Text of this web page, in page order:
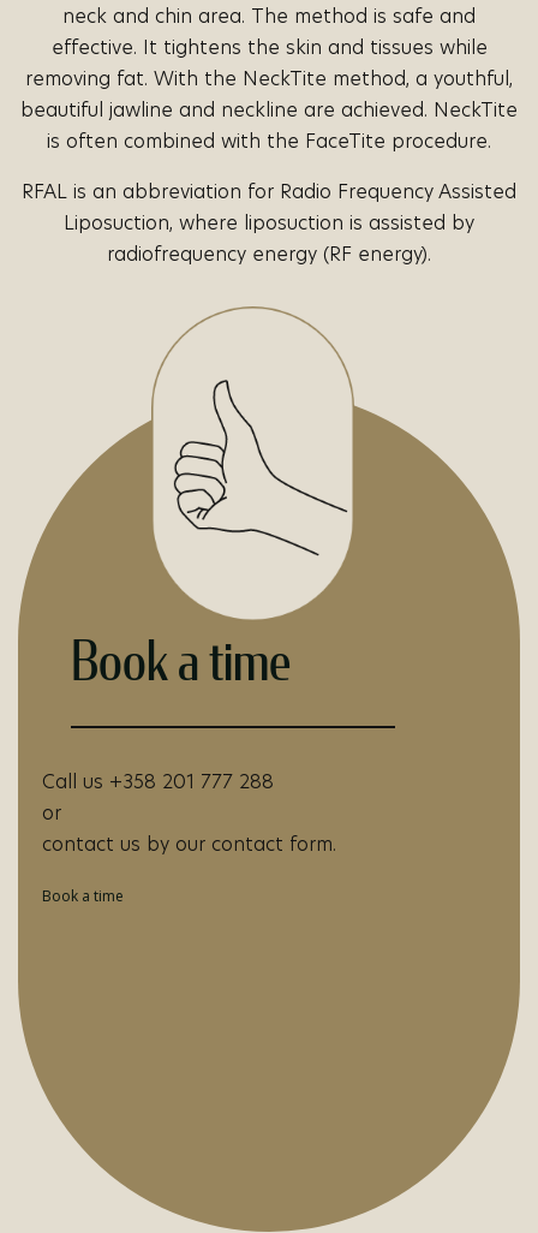
neck and chin area. The method is safe and
effective. It tightens the skin and tissues while
removing fat. With the NeckTite method, a youthful,
beautiful jawline and neckline are achieved. NeckTite
is often combined with the FaceTite procedure.
RFAL is an abbreviation for Radio Frequency Assisted
Liposuction, where liposuction is assisted by
radiofrequency energy (RF energy).
Book a time
Call us +358 201 777 288
or
contact us by our contact form.
Book a time